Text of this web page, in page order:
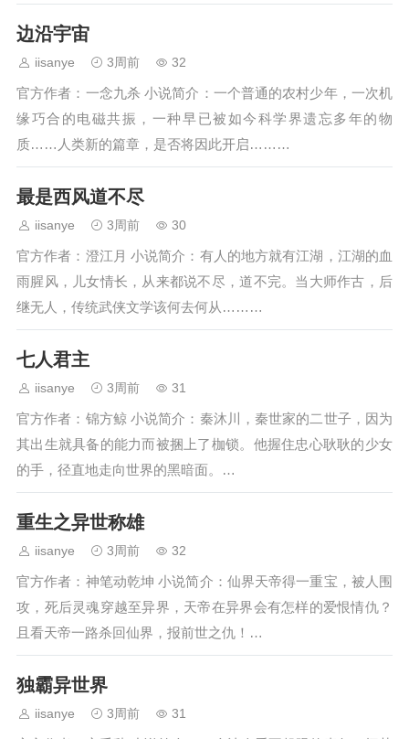
边沿宇宙
iisanye 3周前 32
官方作者：一念九杀 小说简介：一个普通的农村少年，一次机
缘巧合的电磁共振，一种早已被如今科学界遗忘多年的物
质……人类新的篇章，是否将因此开启………
最是西风道不尽
iisanye 3周前 30
官方作者：澄江月 小说简介：有人的地方就有江湖，江湖的血
雨腥风，儿女情长，从来都说不尽，道不完。当大师作古，后
继无人，传统武侠文学该何去何从………
七人君主
iisanye 3周前 31
官方作者：锦方鲸 小说简介：秦沐川，秦世家的二世子，因为
其出生就具备的能力而被捆上了枷锁。他握住忠心耿耿的少女
的手，径直地走向世界的黑暗面。…
重生之异世称雄
iisanye 3周前 32
官方作者：神笔动乾坤 小说简介：仙界天帝得一重宝，被人围
攻，死后灵魂穿越至异界，天帝在异界会有怎样的爱恨情仇？
且看天帝一路杀回仙界，报前世之仇！…
独霸异世界
iisanye 3周前 31